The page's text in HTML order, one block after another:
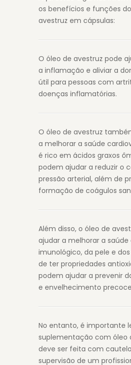
os benefícios e funções
avestruz em cápsulas:
O óleo de avestruz pode
a inflamação e aliviar a
útil para pessoas com
doenças inflamatórias.
O óleo de avestruz
a melhorar a saúde
é rico em ácidos graxos
podem ajudar a reduzir o
pressão arterial, além de
formação de coágulos
Além disso, o óleo de
ajudar a melhorar a saúde
imunológico, da pele e
de ter propriedades
podem ajudar a prevenir
e envelhecimento
No entanto, é importante
suplementação com óleo
deve ser feita com
supervisão de um